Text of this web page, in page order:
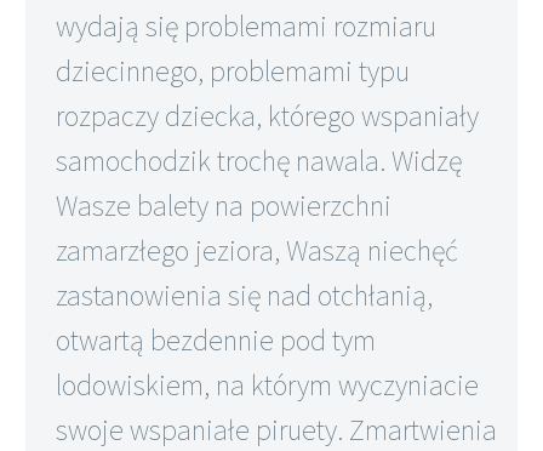
wydają się problemami rozmiaru
dziecinnego, problemami typu
rozpaczy dziecka, którego wspaniały
samochodzik trochę nawala. Widzę
Wasze balety na powierzchni
zamarzłego jeziora, Waszą niechęć
zastanowienia się nad otchłanią,
otwartą bezdennie pod tym
lodowiskiem, na którym wyczyniacie
swoje wspaniałe piruety. Zmartwienia